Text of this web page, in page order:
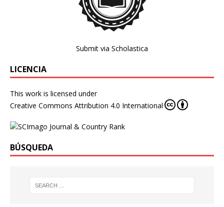
Submit via Scholastica
LICENCIA
This work is licensed under
Creative Commons Attribution 4.0 International
BÚSQUEDA